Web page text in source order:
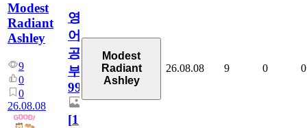
Modest
Radiant
Ashley
9
0
0
26.08.08
영
어
공
부
99
[1]
Modest
Radiant
Ashley
26.08.08 9 0 0